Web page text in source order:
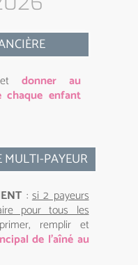
donner au
chaque enfant
MULTI-PAYEUR
: si 2 payeurs
pour tous les
remplir et
de l’aîné au